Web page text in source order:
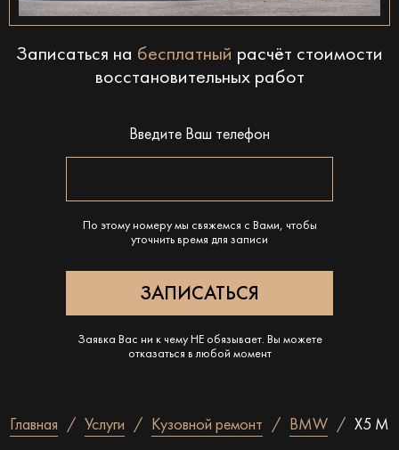
Записаться на бесплатный расчёт стоимости
восстановительных работ
Введите Ваш телефон
По этому номеру мы свяжемся с Вами, чтобы
уточнить время для записи
Заявка Вас ни к чему НЕ обязывает. Вы можете
отказаться в любой момент
Главная Услуги Кузовной ремонт BMW X5 M